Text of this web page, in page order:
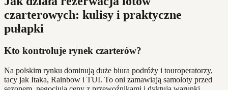
czarterowych: kulisy i praktyczne
pułapki
Kto kontroluje rynek czarterów?
Na polskim rynku dominują duże biura podróży i touroperatorzy,
tacy jak Itaka, Rainbow i TUI. To oni zamawiają samoloty przed